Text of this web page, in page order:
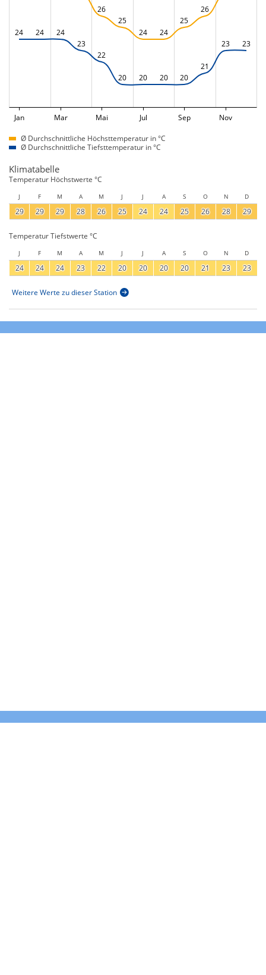
26
25
24
24
25
26
24 24
24
23
22
20 20 20 20
21
23 23
Jan Mar Mai Jul Sep Nov
Ø Durchschnittliche Höchsttemperatur in °C
Ø Durchschnittliche Tiefsttemperatur in °C
Klimatabelle
Temperatur Höchstwerte °C
J F M A M J J A S O N D
29 29 29 28 26 25 24 24 25 26 28 29
Temperatur Tiefstwerte °C
J F M A M J J A S O N D
24 24 24 23 22 20 20 20 20 21 23 23
Weitere Werte zu dieser Station